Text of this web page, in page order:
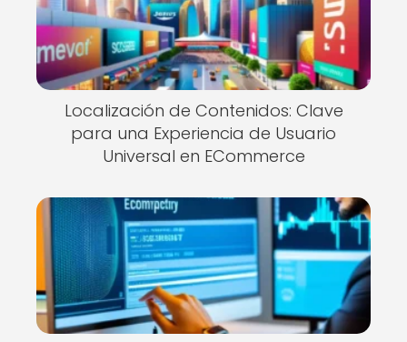
Localización de Contenidos: Clave
para una Experiencia de Usuario
Universal en ECommerce